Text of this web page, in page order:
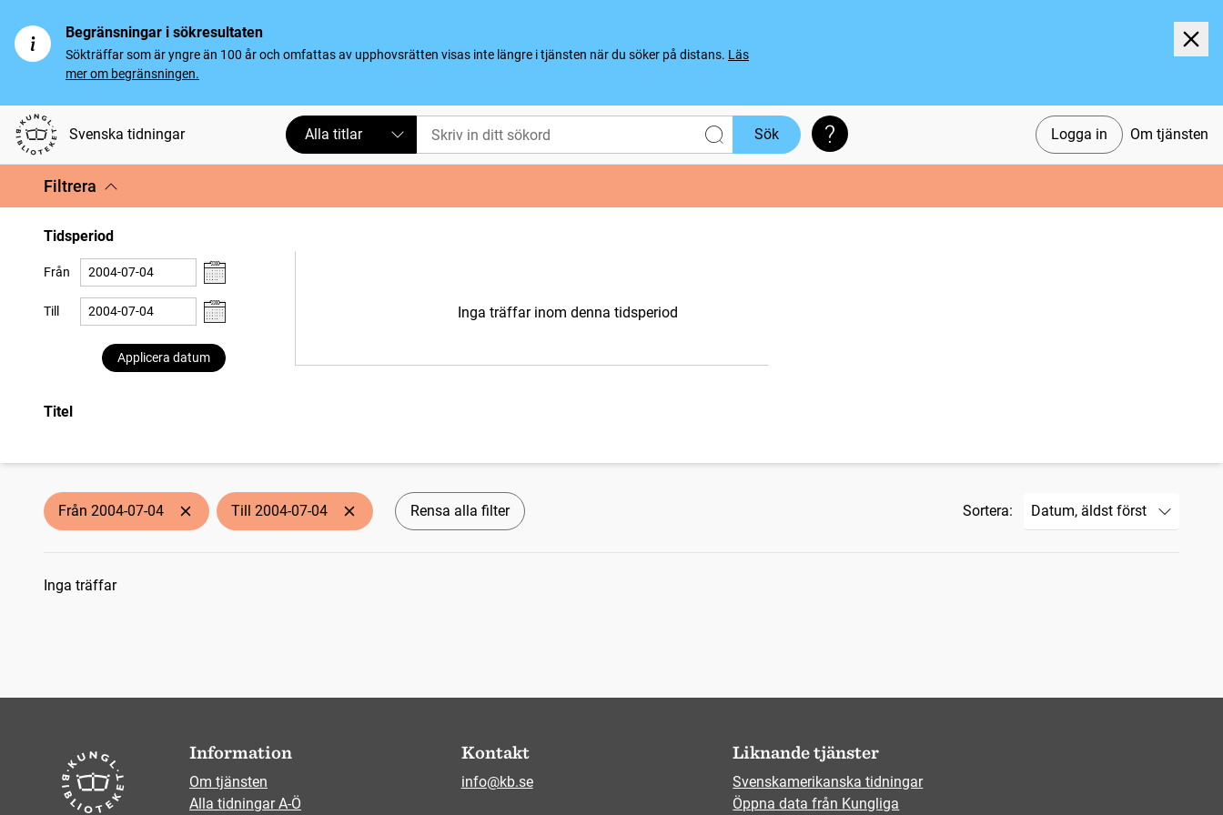
Begränsningar i sökresultaten
Sökträffar som är yngre än 100 år och omfattas av upphovsrätten visas inte längre i tjänsten när du söker på distans. Läs
mer om begränsningen.
Svenska tidningar Logga in Om tjänsten
Alla titlar Sök Söktips
Filtrera
Tidsperiod
Från
Till
Applicera datum
Inga träffar inom denna tidsperiod
Titel
Från 2004-07-04 Till 2004-07-04 Rensa alla filter Sortera:
Sökresultat
Inga träffar
Information
Om tjänsten
Alla tidningar A-Ö
Kontakt
info@kb.se
Liknande tjänster
Svenskamerikanska tidningar
Öppna data från Kungliga